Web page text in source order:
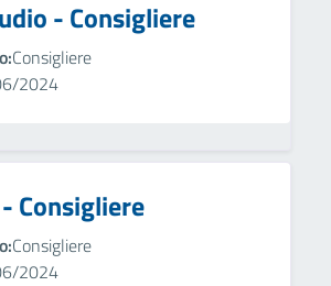
- Consigliere
Consigliere
2024
Consigliere
Consigliere
2024